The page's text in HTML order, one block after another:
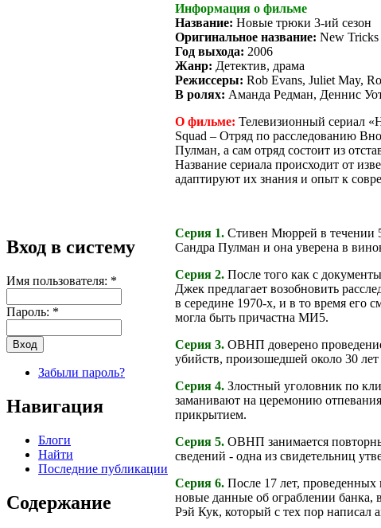
Вход в систему
Имя пользователя: *
Пароль: *
Забыли пароль?
Навигация
Блоги
Найти
Последние публикации
Содержание
Информация о фильме
Название: Новые трюки 3-ий сезон
Оригинальное название: New Tricks
Год выхода: 2006
Жанр: Детектив, драма
Режиссеры: Rob Evans, Juliet May,
В ролях: Аманда Редман, Деннис
О фильме: Телевизионный сериал
Squad – Отряд по расследованию
Пулман, а сам отряд состоит из
Название сериала происходит от
адаптируют их знания и опыт к
Серия 1. Стивен Мюррей в течении 5
Сандра Пулман и она уверена в
Серия 2. После того как с
Джек предлагает возобновить
в середине 1970-х, и в то время его
могла быть причастна МИ5.
Серия 3. ОВНП доверено проведение
убийств, произошедшей около 30 лет
Серия 4. Злостный уголовник по
заманивают на церемонию
прикрытием.
Серия 5. ОВНП занимается
сведений - одна из свидетельниц
Серия 6. После 17 лет,
новые данные об ограблении банка,
Рэй Кук, который с тех пор написал